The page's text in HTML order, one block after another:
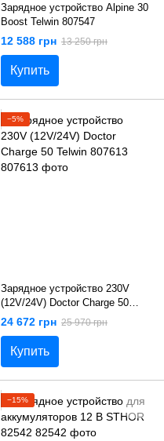
Зарядное устройство Alpine 30
Boost Telwin 807547
12 588 грн 13 250 грн
Купить
−5%
Зарядное устройство 230V
(12V/24V) Doctor Charge 50
Telwin 807613
24 672 грн 25 970 грн
Купить
−15%